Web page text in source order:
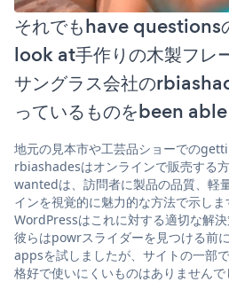
それでもhave questions
look at手作りの木製フレ
サングラス会社の
っているものをbeen
地元の見本市や工芸品ショーでの
rbiashadesはオンラインで販売する方
wantedは、訪問者に製品の品質、軽
インを視覚的に魅力的な方法で示し
WordPressはこれに対する適切な解決
彼らはpowrスライダーを見つける
appsを試しましたが、サイトの一部
格好で使いにくいものはありませんで